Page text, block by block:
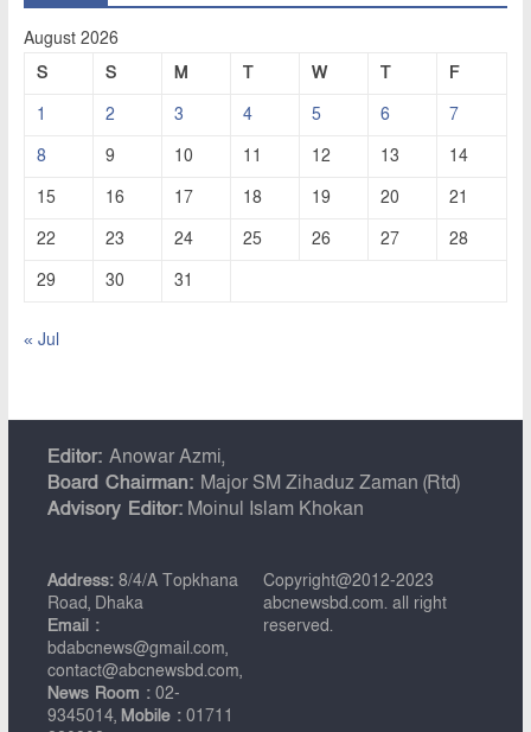
August 2026
S
S M T W T
F
1
2 3 4 5 6
7
8
9 10 11 12 13
14
15
16 17 18 19 20
21
22
23 24 25 26 27
28
29
30 31
« Jul
Editor: Anowar Azmi,
Board Chairman: Major SM Zihaduz Zaman (Rtd)
Advisory Editor:Moinul Islam Khokan
Address:8/4/A Topkhana
Road, Dhaka
Email :
bdabcnews@gmail.com,
contact@abcnewsbd.com,
News Room :02-
9345014, Mobile :01711
Copyright@2012-2023
abcnewsbd.com. all right
reserved.